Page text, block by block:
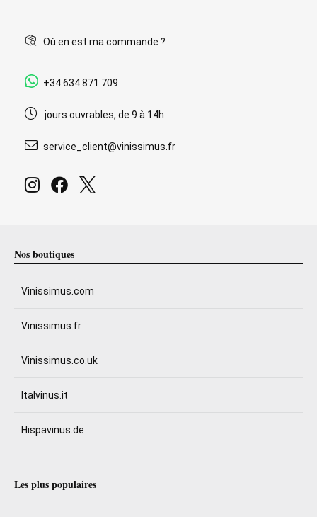
Où en est ma commande ?
+34 634 871 709
jours ouvrables, de 9 à 14h
service_client@vinissimus.fr
Nos boutiques
Vinissimus.com
Vinissimus.fr
Vinissimus.co.uk
Italvinus.it
Hispavinus.de
Les plus populaires